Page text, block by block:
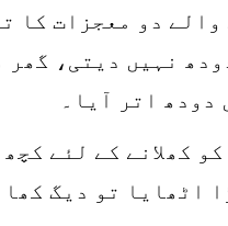
دو معجزات کا
نہیں دیتی،
دودھ اتر آیا۔
کھلانے کے لئے
اٹھایا تو دیگ